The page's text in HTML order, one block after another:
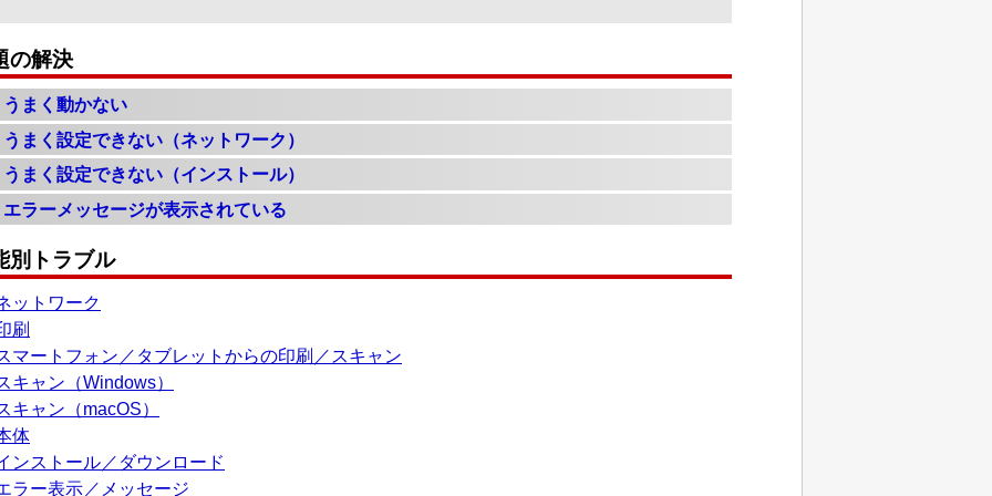
の解決
うまく動かない
うまく設定できない（ネットワーク）
うまく設定できない（インストール）
エラーメッセージが表示されている
別トラブル
ットワーク
刷
マートフォン／タブレットからの印刷／スキャン
キャン（Windows）
キャン（macOS）
体
ンストール／ダウンロード
ラー表示／メッセージ